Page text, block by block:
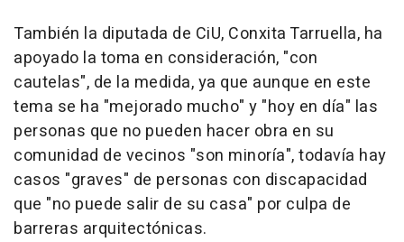
También la diputada de CiU, Conxita Tarruella, ha
apoyado la toma en consideración, "con
cautelas", de la medida, ya que aunque en este
tema se ha "mejorado mucho" y "hoy en día" las
personas que no pueden hacer obra en su
comunidad de vecinos "son minoría", todavía hay
casos "graves" de personas con discapacidad
que "no puede salir de su casa" por culpa de
barreras arquitectónicas.